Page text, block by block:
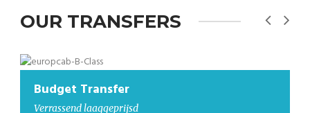
OUR TRANSFERS
Transfer
laaggeprijsd